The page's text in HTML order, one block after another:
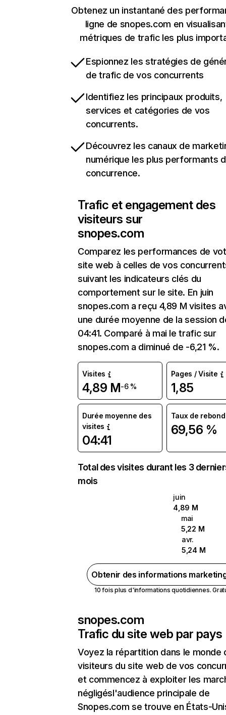
Obtenez un instantané des
ligne de snopes.com en
métriques de trafic les plus
Espionnez les stratégies de
de trafic de vos concurrents
Identifiez les principaux produits,
services et catégories de vos
concurrents.
Découvrez les canaux de
numérique les plus performants
concurrence.
Trafic et engagement des
visiteurs sur
snopes.com
Comparez les performances de
site web à celles de vos
suivant les indicateurs clés du
comportement sur le site. En juin
snopes.com a reçu 4,89 M visites
une durée moyenne de la session
04:41. Comparé à mai le trafic sur
snopes.com a diminué de -6,21 %.
Visites
4,89 M-6 %
Pages / Visite
1,85
Durée moyenne des
visites
04:41
Taux de rebond
69,56 %
Total des visites durant les 3
mois
juin
4,89 M
mai
5,22 M
avr.
5,24 M
Obtenir des informations
10 fois plus d'informations quotidiennes.
snopes.com
Trafic du site web par pays
Voyez la répartition dans le monde
visiteurs du site web de vos
et commencez à exploiter les
négligésl'audience principale de
Snopes.com se trouve en États-